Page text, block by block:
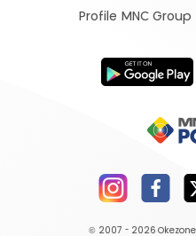
Profile MNC Group
© 2007 - 2026